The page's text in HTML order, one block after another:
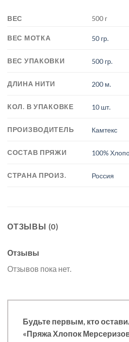
ВЕС 500 г
ВЕС МОТКА 50 гр.
ВЕС УПАКОВКИ 500 гр.
ДЛИНА НИТИ 200 м.
КОЛ. В УПАКОВКЕ 10 шт.
ПРОИЗВОДИТЕЛЬ Камтекс
СОСТАВ ПРЯЖИ 100%
СТРАНА ПРОИЗ. Россия
ОТЗЫВЫ (0)
Отзывы
Отзывов пока нет.
Будьте первым, кто
«Пряжа Хлопок